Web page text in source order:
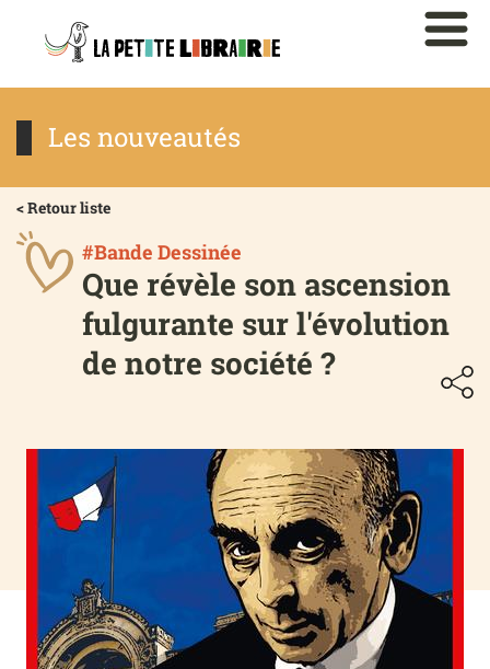
Les nouveautés
< Retour liste
#Bande Dessinée
Que révèle son ascension
fulgurante sur l'évolution
de notre société ?